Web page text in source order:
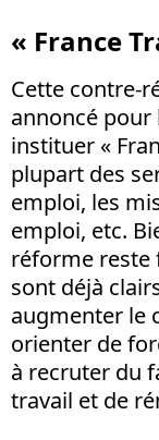
« France
Cette contre-
annoncé pour
instituer «
plupart des
emploi, les
emploi, etc.
réforme reste
sont déjà
augmenter le
orienter de
à recruter du
travail et de